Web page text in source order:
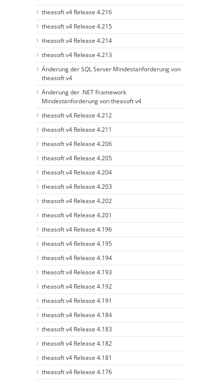
theasoft v4 Release 4.216
theasoft v4 Release 4.215
theasoft v4 Release 4.214
theasoft v4 Release 4.213
Änderung der SQL Server Mindestanforderung von
theasoft v4
Änderung der .NET Framework
Mindestanforderung von theasoft v4
theasoft v4 Release 4.212
theasoft v4 Release 4.211
theasoft v4 Release 4.206
theasoft v4 Release 4.205
theasoft v4 Release 4.204
theasoft v4 Release 4.203
theasoft v4 Release 4.202
theasoft v4 Release 4.201
theasoft v4 Release 4.196
theasoft v4 Release 4.195
theasoft v4 Release 4.194
theasoft v4 Release 4.193
theasoft v4 Release 4.192
theasoft v4 Release 4.191
theasoft v4 Release 4.184
theasoft v4 Release 4.183
theasoft v4 Release 4.182
theasoft v4 Release 4.181
theasoft v4 Release 4.176